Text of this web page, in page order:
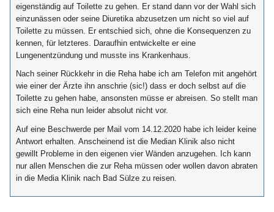
eigenständig auf Toilette zu gehen. Er stand dann vor der Wahl sich
einzunässen oder seine Diuretika abzusetzen um nicht so viel auf
Toilette zu müssen. Er entschied sich, ohne die Konsequenzen zu
kennen, für letzteres. Daraufhin entwickelte er eine
Lungenentzündung und musste ins Krankenhaus.
Nach seiner Rückkehr in die Reha habe ich am Telefon mit angehört
wie einer der Ärzte ihn anschrie (sic!) dass er doch selbst auf die
Toilette zu gehen habe, ansonsten müsse er abreisen. So stellt man
sich eine Reha nun leider absolut nicht vor.
Auf eine Beschwerde per Mail vom 14.12.2020 habe ich leider keine
Antwort erhalten. Anscheinend ist die Median Klinik also nicht
gewillt Probleme in den eigenen vier Wänden anzugehen. Ich kann
nur allen Menschen die zur Reha müssen oder wollen davon abraten
in die Media Klinik nach Bad Sülze zu reisen.